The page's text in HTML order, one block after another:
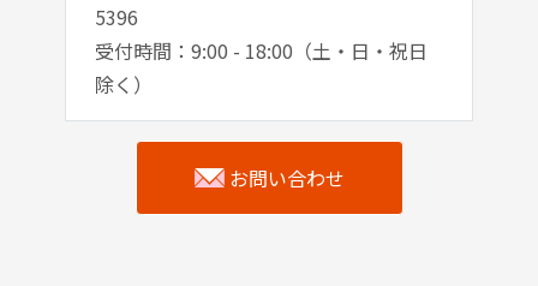
5396
受付時間：9:00 - 18:00（土・日・祝日
除く）
お問い合わせ